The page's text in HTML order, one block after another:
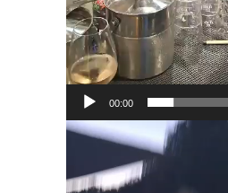
00:00
Lecteur